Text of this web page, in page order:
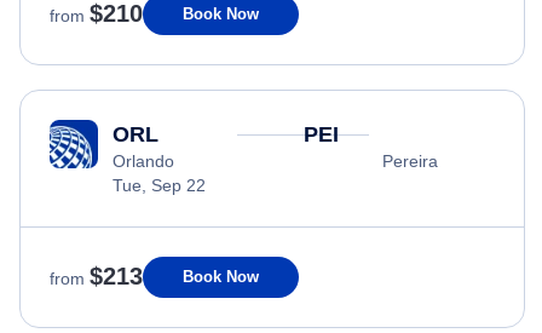
from $210 Book Now
ORL
Orlando
Tue, Sep 22
PEI
Pereira
from $213 Book Now